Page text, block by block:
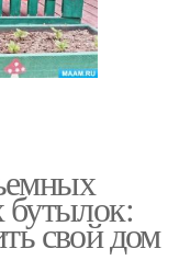
бутылок:
свой дом